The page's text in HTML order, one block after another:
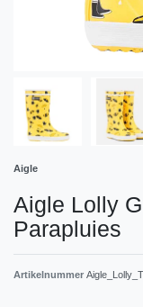
Aigle
Aigle Lolly
Parapluies
Artikelnummer